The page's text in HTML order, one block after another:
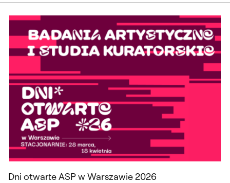
Dni otwarte ASP w Warszawie 2026
Dni otwarte ASP w Warszawie 2026